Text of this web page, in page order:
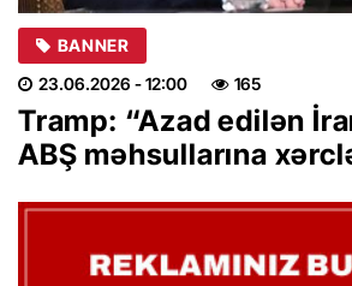
BANNER
23.06.2026 - 12:00 165
Tramp: “Azad edilən
ABŞ məhsullarına